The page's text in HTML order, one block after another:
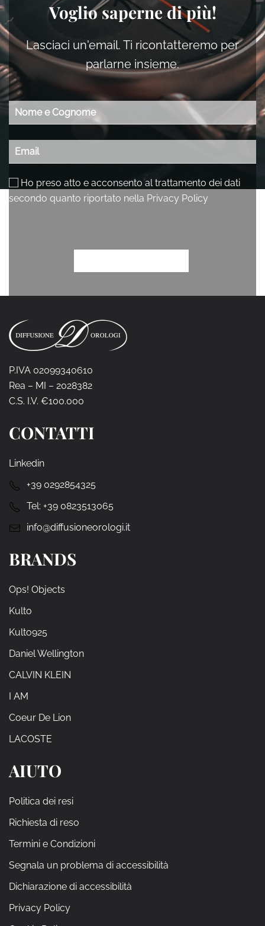
Voglio saperne di più!
Lasciaci un'email. Ti ricontatteremo per
parlarne insieme.
P.IVA 02099340610
Rea – MI – 2028382
C.S. I.V. €100.000
CONTATTI
Linkedin
+39 0292854325
Tel: +39 0823513065
info@diffusioneorologi.it
BRANDS
Ops! Objects
Kulto
Kulto925
Daniel Wellington
CALVIN KLEIN
I AM
Coeur De Lion
LACOSTE
AIUTO
Politica dei resi
Richiesta di reso
Termini e Condizioni
Segnala un problema di accessibilità
Dichiarazione di accessibilità
Privacy Policy